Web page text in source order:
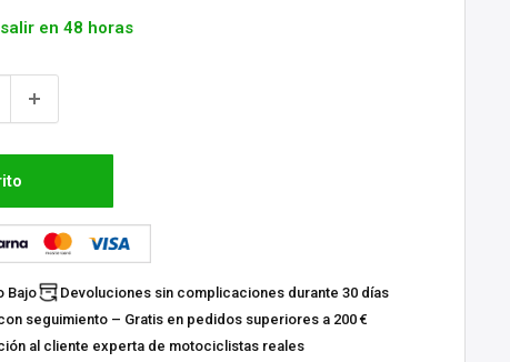
en 48 horas
Bajo
Devoluciones sin complicaciones durante 30 días
seguimiento – Gratis en pedidos superiores a 200 €
al cliente experta de motociclistas reales